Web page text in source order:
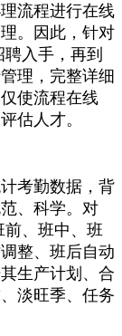
流程进行在线
。因此，针对
入手，再到
理，完整详细
使流程在线
估人才。
考勤数据，背
、科学。对
、班中、班
整、班后自动
生产计划、合
淡旺季、任务